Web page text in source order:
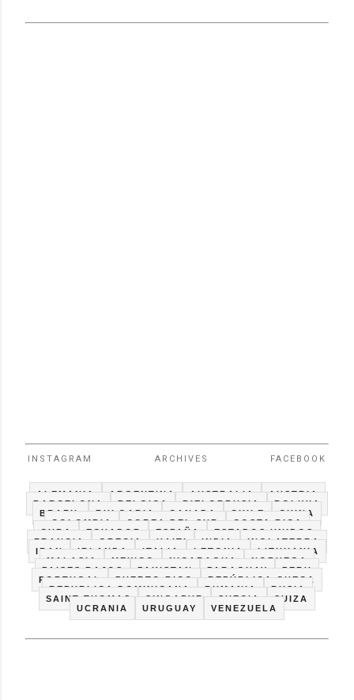
INSTAGRAM ARCHIVES FACEBOOK
ALEMANIA ARGENTINA AUSTRALIA
AUSTRIA
BARCELONA
BELGICA BIELORRUSIA
BOLIVIA
BRAZIL
BULGARIA CANADA CHILE
CHINA
COLOMBIA
COREA DEL SUR
COSTA RICA
CUBA
ECUADOR ESPAÑA
ESTADOS UNIDOS
FRANCIA
GRECIA HAITI INDIA
INGLATERRA
IRAN
IRLANDA ITALIA LETONIA
LITHUANIA
MALASIA
MEXICO NICARAGUA
NORUEGA
PAISES BAJOS
PAKISTAN PARAGUAY
PERU
PORTUGAL
PUERTO RICO
REPÚBLICA CHECA
REPUBLICA DOMINICANA
RUMANIA
RUSIA
SAINT THOMAS
SINGAPUR SUECIA
SUIZA
UCRANIA
URUGUAY VENEZUELA